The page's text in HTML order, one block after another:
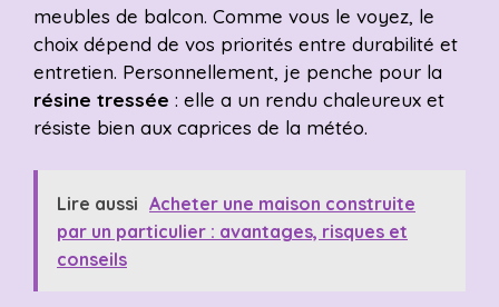
meubles de balcon. Comme vous le voyez, le
choix dépend de vos priorités entre durabilité et
entretien. Personnellement, je penche pour la
résine tressée : elle a un rendu chaleureux et
résiste bien aux caprices de la météo.
Lire aussi Acheter une maison construite
par un particulier : avantages, risques et
conseils